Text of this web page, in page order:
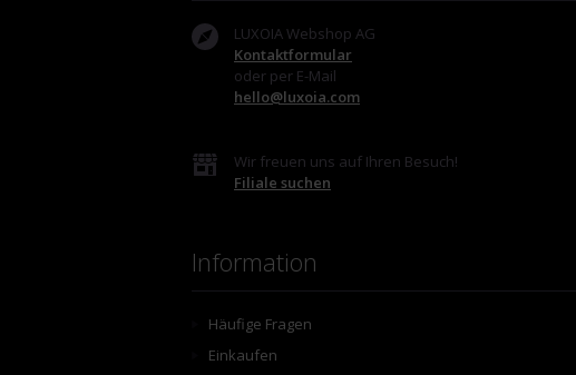
LUXOIA Webshop AG
Kontaktformular
oder per E-Mail
hello@luxoia.com
Wir freuen uns auf Ihren Besuch!
Filiale suchen
Information
Häufige Fragen
Einkaufen